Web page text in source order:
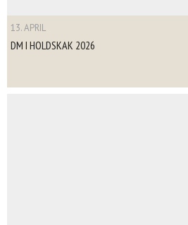
13. APRIL
DM I HOLDSKAK 2026